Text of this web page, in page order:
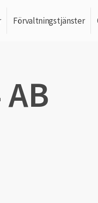
Förvaltningstjänster